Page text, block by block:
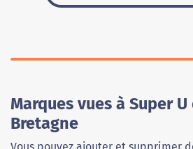
Marques vues à Super
Bretagne